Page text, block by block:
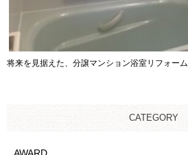
将来を見据えた、分譲マンション浴室リフォーム
CATEGORY
AWARD